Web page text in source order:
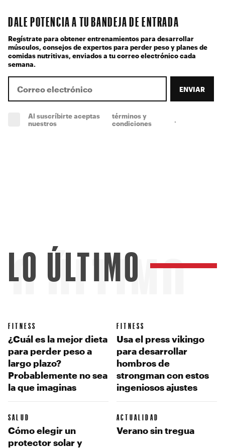
DALE POTENCIA A TU BANDEJA DE ENTRADA
Regístrate para obtener entrenamientos para desarrollar
músculos, consejos de expertos para perder peso y planes de
comidas nutritivas, enviados a tu correo electrónico cada
semana.
ENVIAR
Al suscríbirte aceptas
nuestros
términos y
condiciones
ÚLTIMO
LO ÚLTIMO
FITNESS
¿Cuál es la mejor dieta
para perder peso a
largo plazo?
Probablemente no sea
la que imaginas
FITNESS
Usa el press vikingo
para desarrollar
hombros de
strongman con estos
ingeniosos ajustes
SALUD
Cómo elegir un
protector solar y
ACTUALIDAD
Verano sin tregua